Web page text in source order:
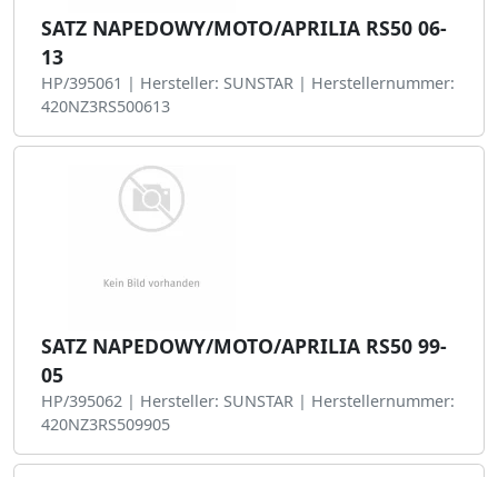
SATZ NAPEDOWY/MOTO/APRILIA RS50 06-
13
HP/395061 | Hersteller: SUNSTAR | Herstellernummer:
420NZ3RS500613
SATZ NAPEDOWY/MOTO/APRILIA RS50 99-
05
HP/395062 | Hersteller: SUNSTAR | Herstellernummer:
420NZ3RS509905